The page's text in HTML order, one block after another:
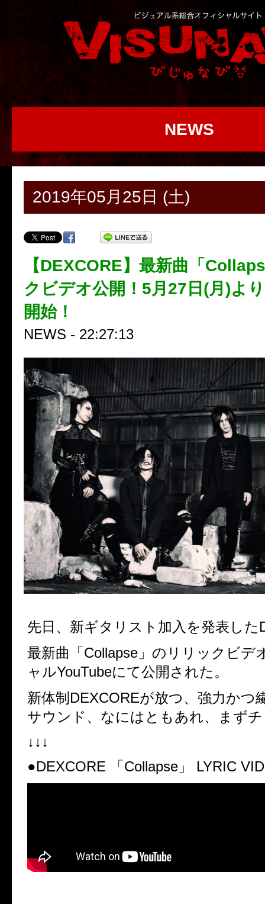
NEWS
2019年05月25日 (土)
【DEXCORE】最新曲「
クビデオ公開！5月27日(月)よ
開始！
NEWS - 22:27:13
先日、新ギタリスト加入を発表した
最新曲「 Collapse 」のリリックビデ
ャルYouTubeにて公開された。
新体制 DEXCOREが放つ、強力かつ
サウンド、なにはともあれ、まず
↓↓↓
●DEXCORE
「 Collapse 」 LYRIC